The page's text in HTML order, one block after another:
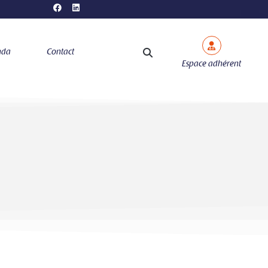
Contact
Espace adhérent